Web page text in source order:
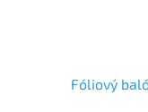
Fóliový